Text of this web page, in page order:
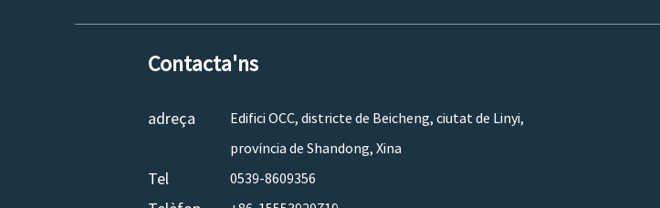
Contacta'ns
adreça
Edifici OCC, districte de Beicheng, ciutat de Linyi,
província de Shandong, Xina
Tel 0539-8609356